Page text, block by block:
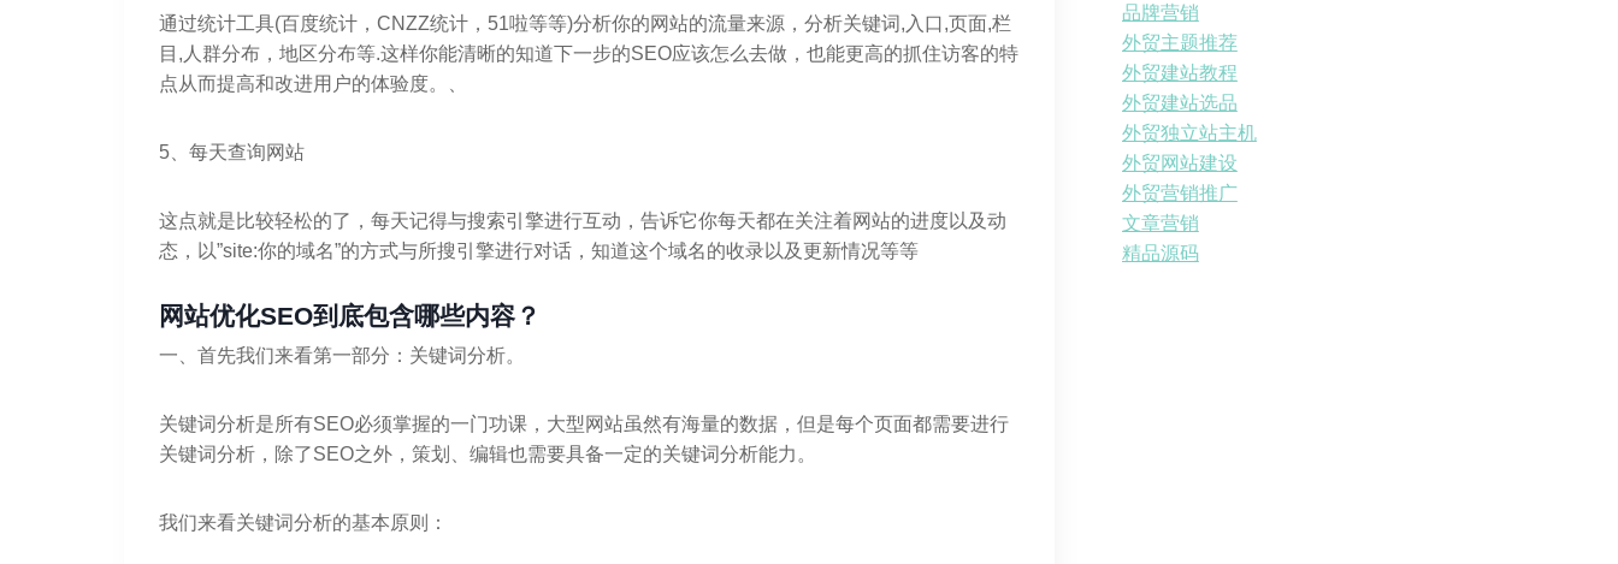
通过统计工具(百度统计，CNZZ统计，51啦等等)分析你的网站的流量来源，分析关键词,入口,页面,栏
目,人群分布，地区分布等.这样你能清晰的知道下一步的SEO应该怎么去做，也能更高的抓住访客的特
点从而提高和改进用户的体验度。、
5、每天查询网站
这点就是比较轻松的了，每天记得与搜索引擎进行互动，告诉它你每天都在关注着网站的进度以及动
态，以”site:你的域名”的方式与所搜引擎进行对话，知道这个域名的收录以及更新情况等等
网站优化SEO到底包含哪些内容？
一、首先我们来看第一部分：关键词分析。
关键词分析是所有SEO必须掌握的一门功课，大型网站虽然有海量的数据，但是每个页面都需要进行
关键词分析，除了SEO之外，策划、编辑也需要具备一定的关键词分析能力。
我们来看关键词分析的基本原则：
品牌营销
外贸主题推荐
外贸建站教程
外贸建站选品
外贸独立站主机
外贸网站建设
外贸营销推广
文章营销
精品源码